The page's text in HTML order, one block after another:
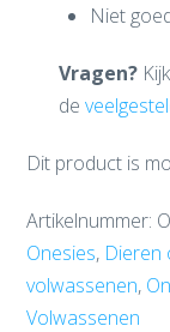
Niet
Vragen?
de
Dit product is
Artikelnummer:
Onesies, Dieren
volwassenen,
Volwassenen